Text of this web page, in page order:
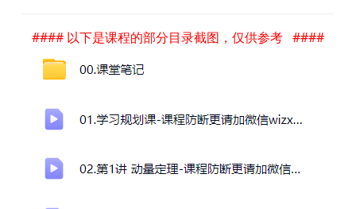
#### 以下是课程的部分目录截图，仅供参考 ####